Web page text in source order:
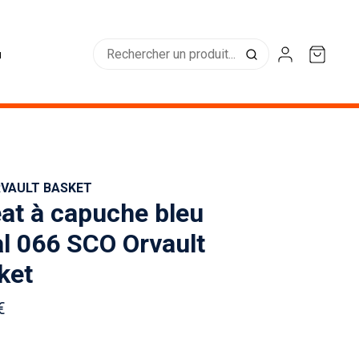
BASKET
à capuche bleu
066 SCO Orvault